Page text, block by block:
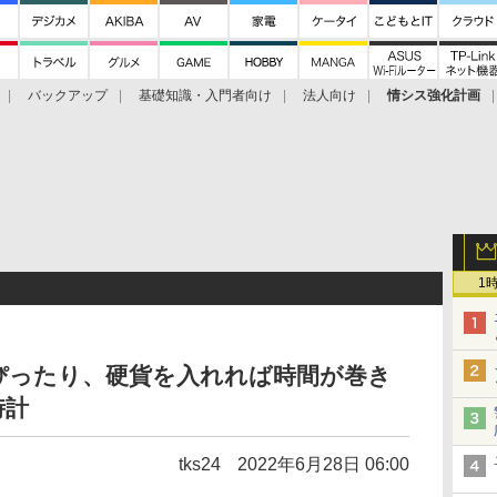
バックアップ 基礎知識・入門者向け 法人向け 情シス強化計画
1
たり、硬貨を入れれば時間が巻き
計
tks24 2022年6月28日 06:00